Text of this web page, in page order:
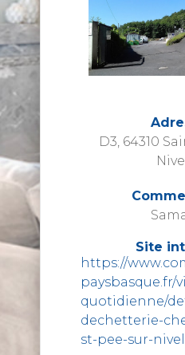
D3, 64310
Site
https://
paysbasque.fr/
quotidienne/
dechetterie-
st-pee-sur-